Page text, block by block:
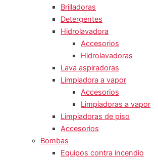
Brilladoras
Detergentes
Hidrolavadora
Accesorios
Hidrolavadoras
Lava aspiradoras
Limpiadora a vapor
Accesorios
Limpiadoras a vapor
Limpiadoras de piso
Accesorios
Bombas
Equipos contra incendio